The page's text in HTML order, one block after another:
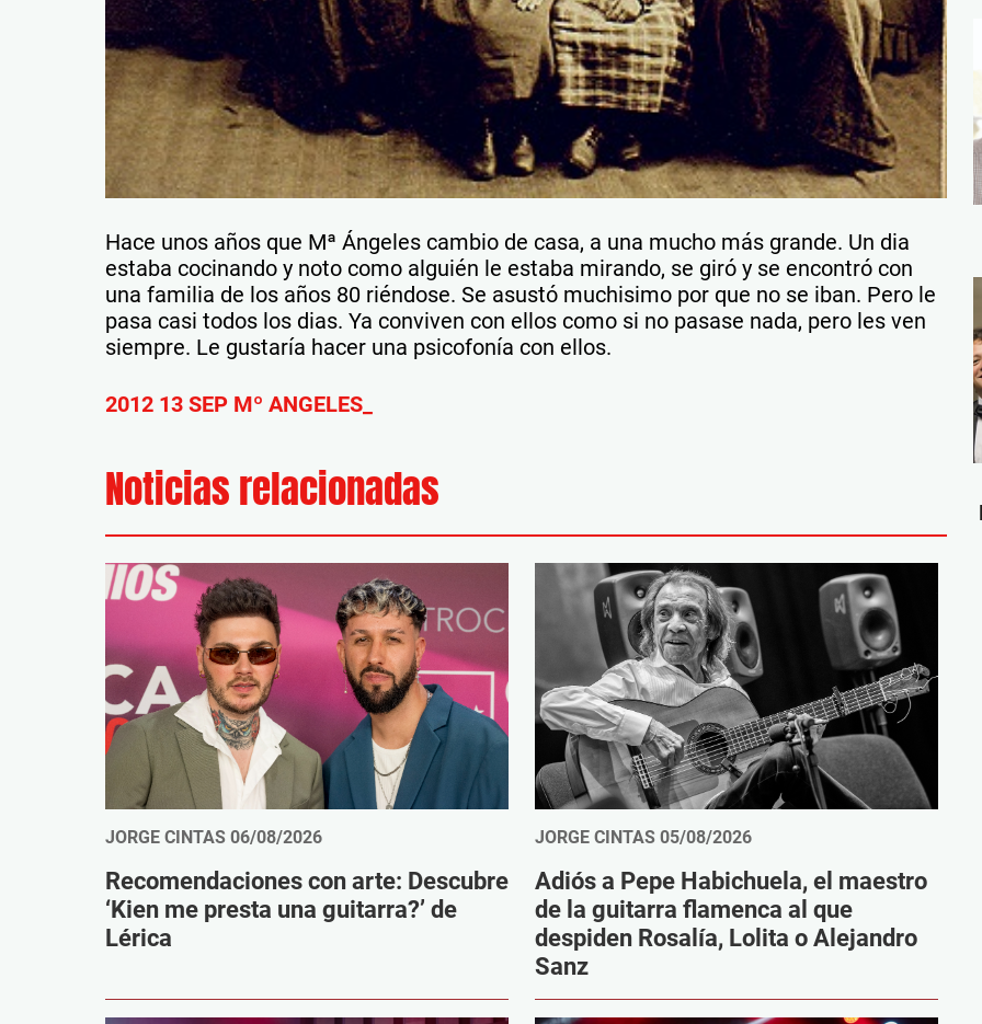
Hace unos años que Mª Ángeles cambio de casa, a una mucho más grande. Un dia
estaba cocinando y noto como alguién le estaba mirando, se giró y se encontró con
una familia de los años 80 riéndose. Se asustó muchisimo por que no se iban. Pero le
pasa casi todos los dias. Ya conviven con ellos como si no pasase nada, pero les ven
siempre. Le gustaría hacer una psicofonía con ellos.
2012 13 SEP Mº ANGELES_
Noticias relacionadas
JORGE CINTAS 06/08/2026
Recomendaciones con arte: Descubre
‘Kien me presta una guitarra?’ de
Lérica
JORGE CINTAS 05/08/2026
Adiós a Pepe Habichuela, el maestro
de la guitarra flamenca al que
despiden Rosalía, Lolita o Alejandro
Sanz